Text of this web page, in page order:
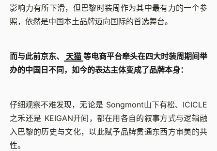
影响力有所下滑，但巴黎时装周作为其中最有力的一个参
照，依然是中国本土品牌迈向国际的首选舞台。
而与此前京东、 天猫 等电商平台牵头在四大时装周期间举
办的中国日不同，如今的表达主体变成了品牌本身：
仔细观察不难发现，无论是 Songmont山下有松、ICICLE
之禾还是 KEIGAN开间，都在用各自的叙事方式与逻辑融
入巴黎的历史与文化，以此赋予品牌贯通东西方审美的共
性。